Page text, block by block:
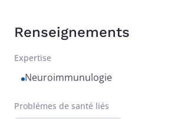
Renseignements
Expertise
Neuroimmunulogie
Problémes de santé liés